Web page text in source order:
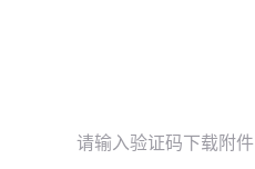
请输入验证码下载附件